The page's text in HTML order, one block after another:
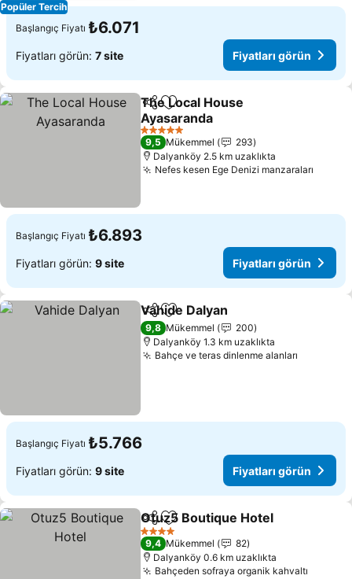
Popüler Tercih
Başlangıç Fiyatı ₺6.071
Fiyatları görün: 7 site Fiyatları görün
PaylaşFavorilerime ekle
The Local House
Ayasaranda
Fiyatları görün
5 Yıldız
9,5 Mükemmel
293
Dalyanköy 2.5 km uzaklıkta
Nefes kesen Ege Denizi manzaraları
Başlangıç Fiyatı ₺6.893
Fiyatları görün: 9 site Fiyatları görün
PaylaşFavorilerime ekle
Vahide Dalyan
9,8 Mükemmel
200
Dalyanköy 1.3 km uzaklıkta
Bahçe ve teras dinlenme alanları
Başlangıç Fiyatı ₺5.766
Fiyatları görün: 9 site Fiyatları görün
PaylaşFavorilerime ekle
Otuz5 Boutique Hotel
4 Yıldız
9,4 Mükemmel
82
Dalyanköy 0.6 km uzaklıkta
Bahçeden sofraya organik kahvaltı